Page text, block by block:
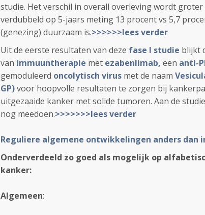
studie. Het verschil in overall overleving wordt groter
verdubbeld op 5-jaars meting 13 procent vs 5,7
(genezing) duurzaam is.>>>>>>lees verder
Uit de eerste resultaten van deze fase I studie blijkt
van immuuntherapie met ezabenlimab, een anti-
gemoduleerd oncolytisch virus met de naam
GP)voor hoopvolle resultaten te zorgen bij
uitgezaaide kanker met solide tumoren. Aan de
nog meedoen.>>>>>>>lees verder
Reguliere algemene ontwikkelingen anders dan
Onderverdeeld zo goed als mogelijk op
kanker:
Algemeen: